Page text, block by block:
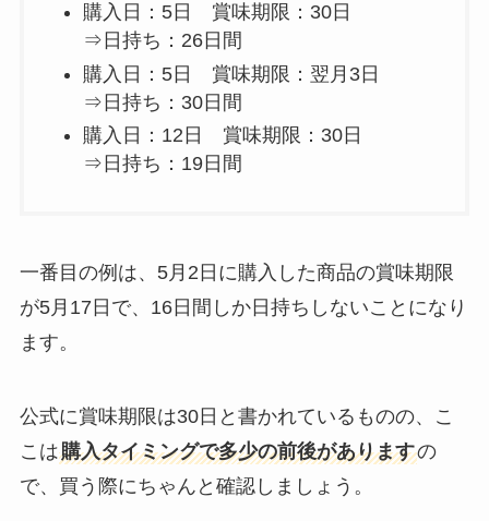
購入日：5日 賞味期限：30日
⇒ 日持ち：26日間
購入日：5日 賞味期限：翌月3日
⇒ 日持ち：30日間
購入日：12日 賞味期限：30日
⇒ 日持ち：19日間
一番目の例は、5月2日に購入した商品の賞味期限
が5月17日で、16日間しか日持ちしないことになり
ます。
公式に賞味期限は30日と書かれているものの、こ
こは購入タイミングで多少の前後がありますの
で、買う際にちゃんと確認しましょう。